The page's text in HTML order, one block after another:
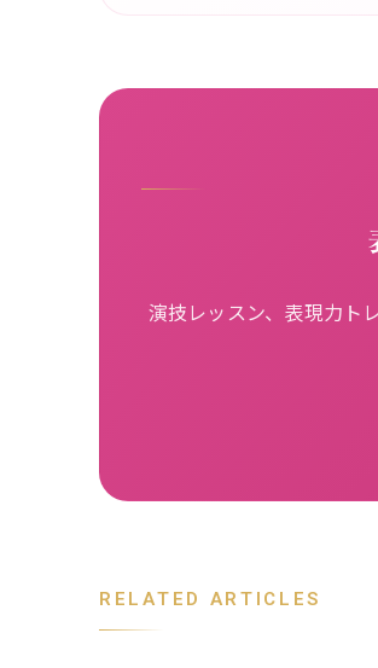
演技レッスン、表現力ト
RELATED ARTICLES